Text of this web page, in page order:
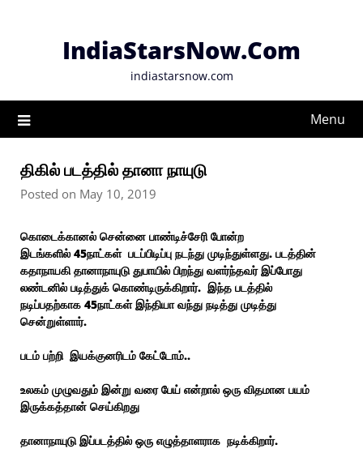
IndiaStarsNow.Com
indiastarsnow.com
Menu
திகில் படத்தில் தானா நாயுடு
Posted on May 10, 2019
கொடைக்கானல் சென்னை பாண்டிச்சேரி போன்ற
இடங்களில்45நாட்கள் படப்பிடிப்பு நடந்து முடிந்துள்ளது. படத்தின்
கதாநாயகி தானாநாயுடு துபாயில் பிறந்து வளர்ந்தவர் இப்போது
லண்டனில் படித்துக் கொண்டிருக்கிறார். இந்த படத்தில்
நடிப்பதற்காக 45நாட்கள் இந்தியா வந்து நடித்து முடித்து
சென்றுள்ளார்.
படம் பற்றிஇயக்குனரிடம் கேட்டோம்..
உலகம் முழுவதும் இன்று வரை பேய் என்றால் ஒரு விதமான பயம்
இருக்கத்தான் செய்கிறது
தானாநாயுடு இப்படத்தில் ஒரு எழுத்தாளராக நடிக்கிறார்.